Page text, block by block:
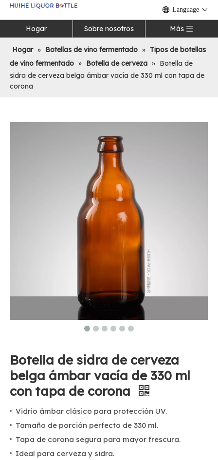
Language
Hogar Sobre nosotros Más
Hogar » Botellas de vino fermentado » Tipos de botellas
de vino fermentado » Botella de cerveza » Botella de
sidra de cerveza belga ámbar vacía de 330 ml con tapa de
corona
Botella de sidra de cerveza
belga ámbar vacía de 330 ml
con tapa de corona
Vidrio ámbar clásico para protección UV.
Tamaño de porción perfecto de 330 ml.
Tapa de corona segura para mayor frescura.
Ideal para cerveza y sidra.